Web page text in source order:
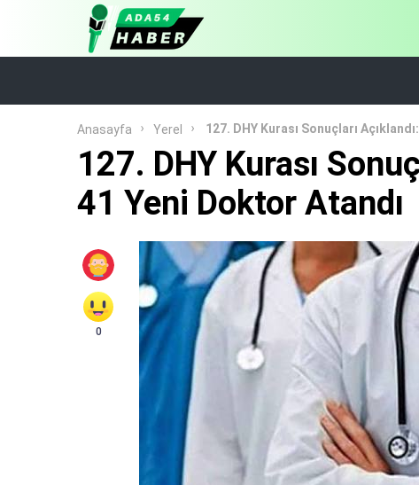
Anasayfa Yerel 127. DHY Kurası Sonuçları
127. DHY Kurası
41 Yeni Doktor Atandı
0